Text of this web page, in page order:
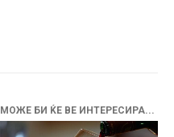
МОЖЕ БИ ЌЕ ВЕ ИНТЕРЕСИРА...